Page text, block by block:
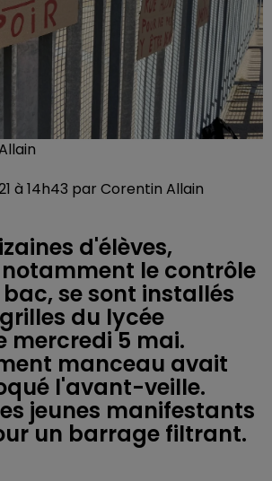
à 14h43 par Corentin Allain
d'élèves,
le contrôle
se sont installés
du lycée
mercredi 5 mai.
manceau avait
l'avant-veille.
jeunes manifestants
un barrage filtrant.